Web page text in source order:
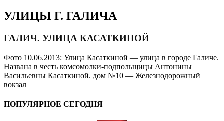
УЛИЦЫ Г. ГАЛИЧА
ГАЛИЧ. УЛИЦА КАСАТКИНОЙ
Фото 10.06.2013: Улица Касаткиной — улица в городе Галиче.
Названа в честь комсомолки-подпольщицы Антонины
Васильевны Касаткиной. дом №10 — Железнодорожный
вокзал
ПОПУЛЯРНОЕ СЕГОДНЯ